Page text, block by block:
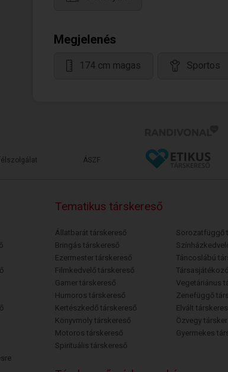
Megjelenés
174 cm magas Sportos
ÁSZF
Tematikus társkereső
Állatbarát társkereső
Bringás társkereső
Ezermester társkereső
Filmkedvelő társkereső
Gamer társkereső
Humoros társkereső
Kertészkedő társkereső
Könyvmoly társkereső
Motoros társkereső
Spirituális társkereső
Sorozatfüggő
Táncoslábú
Vegetáriánus
Zenefüggő
Elvált
Özvegy
Gyermekes